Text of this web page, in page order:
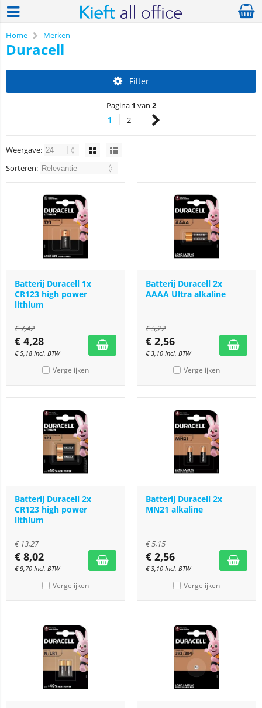
Home Merken
Duracell
Filter
Pagina 1 van 2
1 2
Weergave:
Sorteren:
Batterij Duracell 1x
CR123 high power
lithium
€7,42
€ 4,28
€5,18 Incl. BTW
Vergelijken
Batterij Duracell 2x
AAAA Ultra alkaline
€5,22
€ 2,56
€3,10 Incl. BTW
Vergelijken
Batterij Duracell 2x
CR123 high power
lithium
€13,27
€ 8,02
€9,70 Incl. BTW
Vergelijken
Batterij Duracell 2x
MN21 alkaline
€5,15
€ 2,56
€3,10 Incl. BTW
Vergelijken